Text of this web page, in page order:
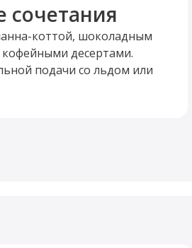
сочетания
коттой, шоколадным
десертами.
подачи со льдом или